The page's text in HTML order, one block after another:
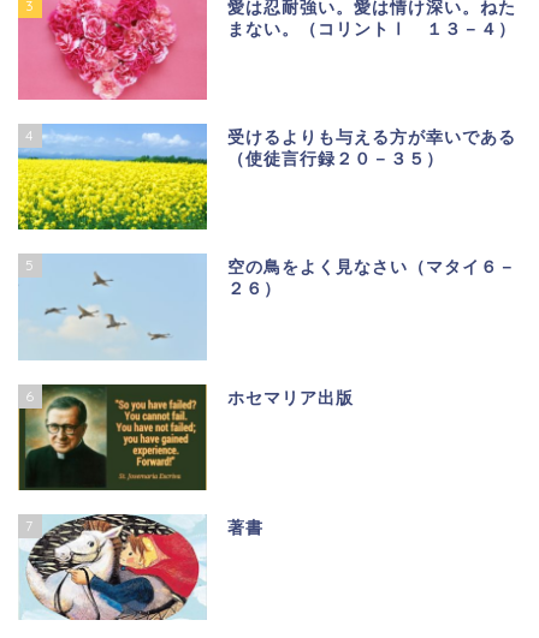
3
愛は忍耐強い。愛は情け深い。ねた
まない。（コリントⅠ １３－４）
4
受けるよりも与える方が幸いである
（使徒言行録２０－３５）
5
空の鳥をよく見なさい（マタイ６－
２６）
6 ホセマリア出版
7 著書